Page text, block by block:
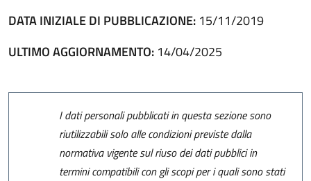
DATA INIZIALE DI PUBBLICAZIONE: 15/11/2019
ULTIMO AGGIORNAMENTO: 14/04/2025
I dati personali pubblicati in questa sezione sono
riutilizzabili solo alle condizioni previste dalla
normativa vigente sul riuso dei dati pubblici in
termini compatibili con gli scopi per i quali sono stati